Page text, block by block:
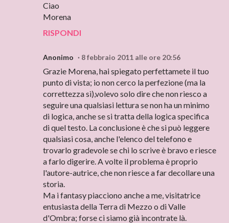
Ciao
Morena
RISPONDI
Anonimo 8 febbraio 2011 alle ore 20:56
Grazie Morena, hai spiegato perfettamete il tuo
punto di vista; io non cerco la perfezione (ma la
correttezza sì),volevo solo dire che non riesco a
seguire una qualsiasi lettura se non ha un minimo
di logica, anche se si tratta della logica specifica
di quel testo. La conclusione è che si può leggere
qualsiasi cosa, anche l'elenco del telefono e
trovarlo gradevole se chi lo scrive è bravo e riesce
a farlo digerire. A volte il problema è proprio
l'autore-autrice, che non riesce a far decollare una
storia.
Ma i fantasy piacciono anche a me, visitatrice
entusiasta della Terra di Mezzo o di Valle
d'Ombra; forse ci siamo già incontrate là.